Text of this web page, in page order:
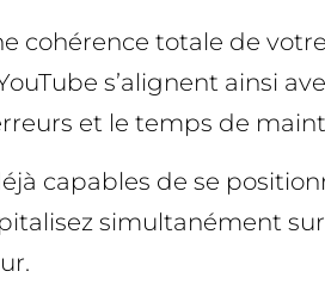
cohérence totale de
s’alignent ainsi
et le temps de
capables de se
simultanément